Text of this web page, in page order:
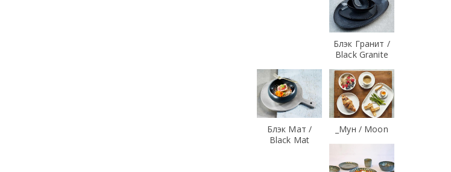
Блэк Гранит /
Black Granite
Блэк Мат /
Black Mat
_Мун / Moon